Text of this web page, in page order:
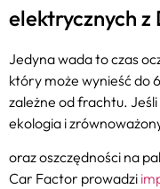
elektrycznych z
Jedyna wada to czas
który może wynieść do
zależne od frachtu.
ekologia i
oraz oszczędności na
Car Factor prowadzi